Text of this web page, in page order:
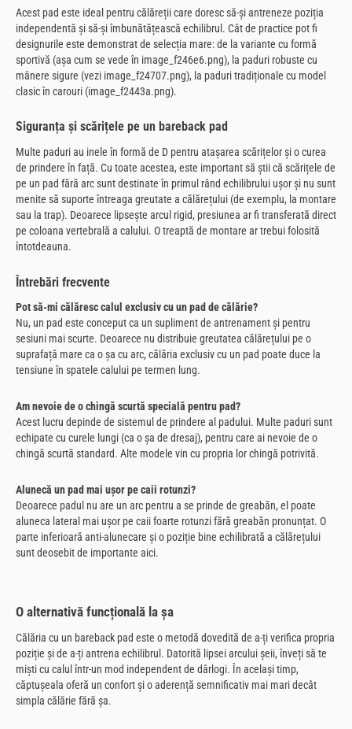
Acest pad este ideal pentru călăreții care doresc să-și antreneze poziția
independentă și să-și îmbunătățească echilibrul. Cât de practice pot fi
designurile este demonstrat de selecția mare: de la variante cu formă
sportivă (așa cum se vede în image_f246e6.png), la paduri robuste cu
mânere sigure (vezi image_f24707.png), la paduri tradiționale cu model
clasic în carouri (image_f2443a.png).
Siguranța și scărițele pe un bareback pad
Multe paduri au inele în formă de D pentru atașarea scărițelor și o curea
de prindere în față. Cu toate acestea, este important să știi că scărițele de
pe un pad fără arc sunt destinate în primul rând echilibrului ușor și nu sunt
menite să suporte întreaga greutate a călărețului (de exemplu, la montare
sau la trap). Deoarece lipsește arcul rigid, presiunea ar fi transferată direct
pe coloana vertebrală a calului. O treaptă de montare ar trebui folosită
întotdeauna.
Întrebări frecvente
Pot să-mi călăresc calul exclusiv cu un pad de călărie?
Nu, un pad este conceput ca un supliment de antrenament și pentru
sesiuni mai scurte. Deoarece nu distribuie greutatea călărețului pe o
suprafață mare ca o șa cu arc, călăria exclusiv cu un pad poate duce la
tensiune în spatele calului pe termen lung.
Am nevoie de o chingă scurtă specială pentru pad?
Acest lucru depinde de sistemul de prindere al padului. Multe paduri sunt
echipate cu curele lungi (ca o șa de dresaj), pentru care ai nevoie de o
chingă scurtă standard. Alte modele vin cu propria lor chingă potrivită.
Alunecă un pad mai ușor pe caii rotunzi?
Deoarece padul nu are un arc pentru a se prinde de greabăn, el poate
aluneca lateral mai ușor pe caii foarte rotunzi fără greabăn pronunțat. O
parte inferioară anti-alunecare și o poziție bine echilibrată a călărețului
sunt deosebit de importante aici.
O alternativă funcțională la șa
Călăria cu un bareback pad este o metodă dovedită de a-ți verifica propria
poziție și de a-ți antrena echilibrul. Datorită lipsei arcului șeii, înveți să te
miști cu calul într-un mod independent de dârlogi. În același timp,
căptușeala oferă un confort și o aderență semnificativ mai mari decât
simpla călărie fără șa.